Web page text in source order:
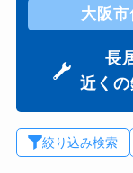
大阪
長
近く
絞り込み検索